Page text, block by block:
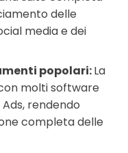
delle
media e dei
popolari:La
molti software
rendendo
completa delle